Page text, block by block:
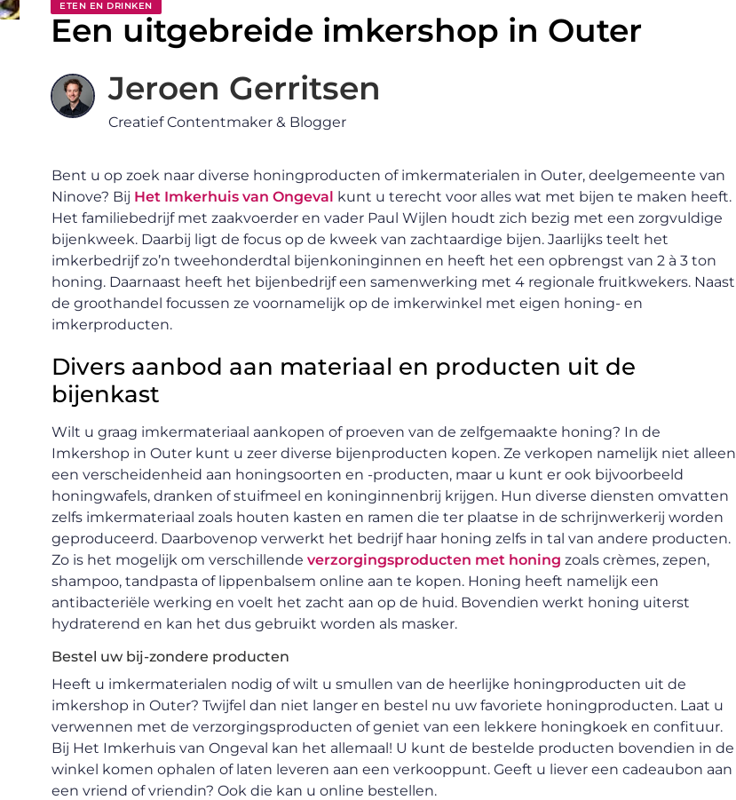
ETEN EN DRINKEN
Een uitgebreide imkershop in Outer
Jeroen Gerritsen
Creatief Contentmaker & Blogger
Bent u op zoek naar diverse honingproducten of imkermaterialen in Outer, deelgemeente van
Ninove? Bij Het Imkerhuis van Ongeval kunt u terecht voor alles wat met bijen te maken heeft.
Het familiebedrijf met zaakvoerder en vader Paul Wijlen houdt zich bezig met een zorgvuldige
bijenkweek. Daarbij ligt de focus op de kweek van zachtaardige bijen. Jaarlijks teelt het
imkerbedrijf zo’n tweehonderdtal bijenkoninginnen en heeft het een opbrengst van 2 à 3 ton
honing. Daarnaast heeft het bijenbedrijf een samenwerking met 4 regionale fruitkwekers. Naast
de groothandel focussen ze voornamelijk op de imkerwinkel met eigen honing- en
imkerproducten.
Divers aanbod aan materiaal en producten uit de
bijenkast
Wilt u graag imkermateriaal aankopen of proeven van de zelfgemaakte honing? In de
Imkershop in Outer kunt u zeer diverse bijenproducten kopen. Ze verkopen namelijk niet alleen
een verscheidenheid aan honingsoorten en -producten, maar u kunt er ook bijvoorbeeld
honingwafels, dranken of stuifmeel en koninginnenbrij krijgen. Hun diverse diensten omvatten
zelfs imkermateriaal zoals houten kasten en ramen die ter plaatse in de schrijnwerkerij worden
geproduceerd. Daarbovenop verwerkt het bedrijf haar honing zelfs in tal van andere producten.
Zo is het mogelijk om verschillende verzorgingsproducten met honing zoals crèmes, zepen,
shampoo, tandpasta of lippenbalsem online aan te kopen. Honing heeft namelijk een
antibacteriële werking en voelt het zacht aan op de huid. Bovendien werkt honing uiterst
hydraterend en kan het dus gebruikt worden als masker.
Bestel uw bij-zondere producten
Heeft u imkermaterialen nodig of wilt u smullen van de heerlijke honingproducten uit de
imkershop in Outer? Twijfel dan niet langer en bestel nu uw favoriete honingproducten. Laat u
verwennen met de verzorgingsproducten of geniet van een lekkere honingkoek en confituur.
Bij Het Imkerhuis van Ongeval kan het allemaal! U kunt de bestelde producten bovendien in de
winkel komen ophalen of laten leveren aan een verkooppunt. Geeft u liever een cadeaubon aan
een vriend of vriendin? Ook die kan u online bestellen.